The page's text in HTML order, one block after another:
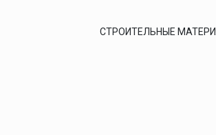
СТРОИТЕЛЬНЫЕ